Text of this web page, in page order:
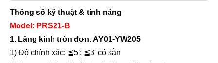
Thông số kỹ thuật & tính năng
Model: PRS21-B
1. Lăng kính tròn đơn: AY01-YW205
1) Độ chính xác: ≦5'; ≦3' có sẵn